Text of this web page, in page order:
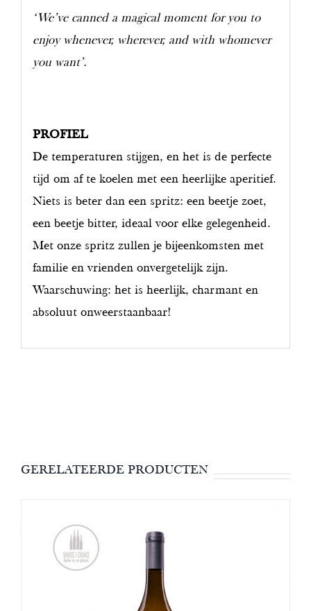
‘We’ve canned a magical moment for you to
enjoy whenever, wherever, and with whomever
you want’.
PROFIEL
De temperaturen stijgen, en het is de perfecte
tijd om af te koelen met een heerlijke aperitief.
Niets is beter dan een spritz: een beetje zoet,
een beetje bitter, ideaal voor elke gelegenheid.
Met onze spritz zullen je bijeenkomsten met
familie en vrienden onvergetelijk zijn.
Waarschuwing: het is heerlijk, charmant en
absoluut onweerstaanbaar!
GERELATEERDE PRODUCTEN